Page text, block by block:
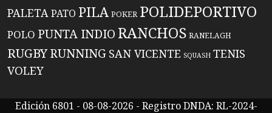
PALETAPATO PILA POKER POLIDEPORTIVO
POLO PUNTA INDIO RANCHOS RANELAGH
RUGBYRUNNING SAN VICENTE SQUASH TENIS
VOLEY
Edición 6801 - 08-08-2026 - Registro DNDA: RL-2024-